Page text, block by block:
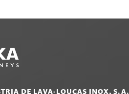
DE LAVA-LOUÇAS INOX, S.A.